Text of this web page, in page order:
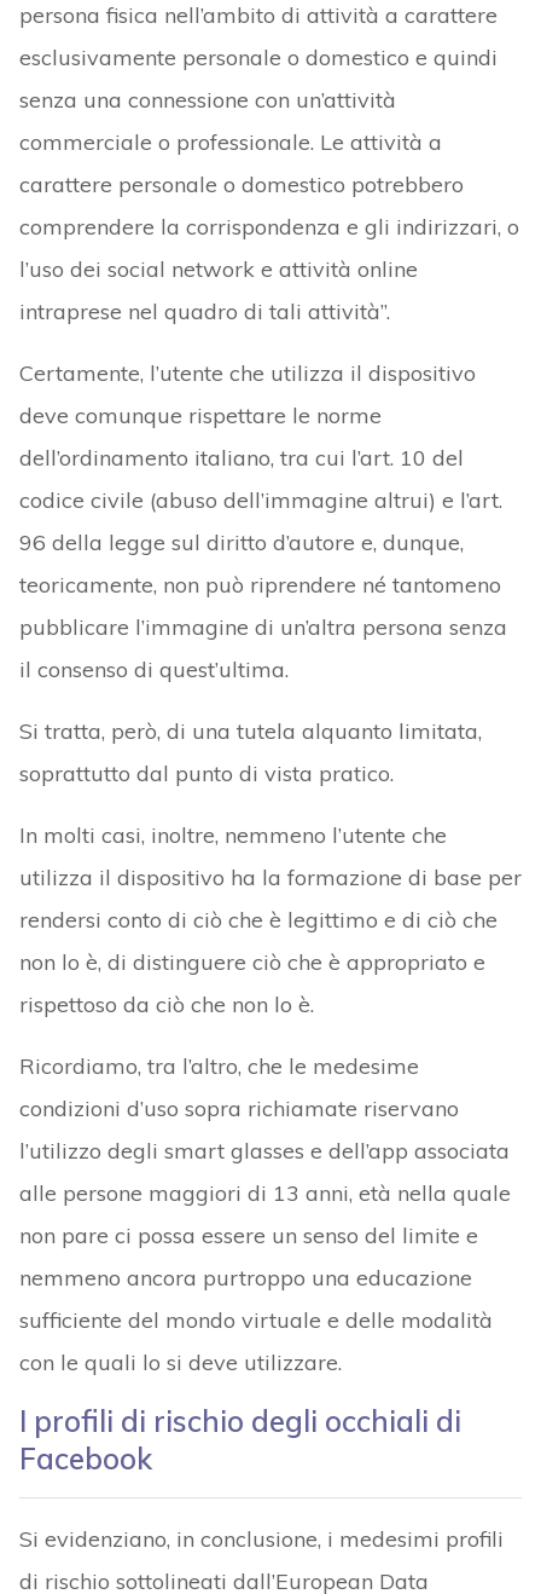
persona fisica nell’ambito di attività a carattere
esclusivamente personale o domestico e quindi
senza una connessione con un’attività
commerciale o professionale. Le attività a
carattere personale o domestico potrebbero
comprendere la corrispondenza e gli indirizzari, o
l’uso dei social network e attività online
intraprese nel quadro di tali attività”.
Certamente, l’utente che utilizza il dispositivo
deve comunque rispettare le norme
dell’ordinamento italiano, tra cui l’art. 10 del
codice civile (abuso dell’immagine altrui) e l’art.
96 della legge sul diritto d’autore e, dunque,
teoricamente, non può riprendere né tantomeno
pubblicare l’immagine di un’altra persona senza
il consenso di quest’ultima.
Si tratta, però, di una tutela alquanto limitata,
soprattutto dal punto di vista pratico.
In molti casi, inoltre, nemmeno l’utente che
utilizza il dispositivo ha la formazione di base per
rendersi conto di ciò che è legittimo e di ciò che
non lo è, di distinguere ciò che è appropriato e
rispettoso da ciò che non lo è.
Ricordiamo, tra l’altro, che le medesime
condizioni d’uso sopra richiamate riservano
l’utilizzo degli smart glasses e dell’app associata
alle persone maggiori di 13 anni, età nella quale
non pare ci possa essere un senso del limite e
nemmeno ancora purtroppo una educazione
sufficiente del mondo virtuale e delle modalità
con le quali lo si deve utilizzare.
I profili di rischio degli occhiali di
Facebook
Si evidenziano, in conclusione, i medesimi profili
di rischio sottolineati dall’European Data